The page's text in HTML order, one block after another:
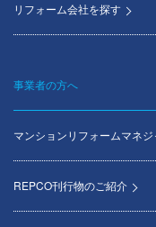
リフォーム会社を探す
事業者の方へ
マンションリフォームマネジ
REPCO刊行物のご紹介